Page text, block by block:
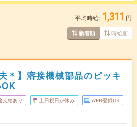
平均時給: 1,311 円
新着順 時給順
＊】溶接機械部品のピッキ
支給あり 土日祝日が休み WEB登録OK